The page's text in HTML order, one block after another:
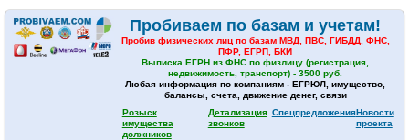
Пробиваем по базам и учетам!
Пробив физических лиц по базам МВД, ПВС, ГИБДД, ФНС,
ПФР, ЕГРП, БКИ
Выписка ЕГРН из ФНС по физлицу (регистрация,
недвижимость, транспорт) - 3500 руб.
Любая информация по компаниям - ЕГРЮЛ, имущество,
балансы, счета, движение денег, связи
Розыск
имущества
должников
Детализация
звонков
СпецпредложенияНовости
проекта